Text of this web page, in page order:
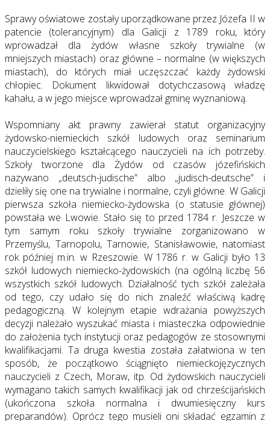
Sprawy oświatowe zostały uporządkowane przez Józefa II w
patencie (tolerancyjnym) dla Galicji z 1789 roku, który
wprowadzał dla żydów własne szkoły trywialne (w
mniejszych miastach) oraz główne – normalne (w większych
miastach), do których miał uczęszczać każdy żydowski
chłopiec. Dokument likwidował dotychczasową władzę
kahału, a w jego miejsce wprowadzał gminę wyznaniową.
Wspomniany akt prawny zawierał statut organizacyjny
żydowsko-niemieckich szkół ludowych oraz seminarium
nauczycielskiego kształcącego nauczycieli na ich potrzeby.
Szkoły tworzone dla Żydów od czasów józefińskich
nazywano „deutsch-judische” albo „judisch-deutsche” i
dzieliły się one na trywialne i normalne, czyli główne. W Galicji
pierwsza szkoła niemiecko-żydowska (o statusie głównej)
powstała we Lwowie. Stało się to przed 1784 r. Jeszcze w
tym samym roku szkoły trywialne zorganizowano w
Przemyślu, Tarnopolu, Tarnowie, Stanisławowie, natomiast
rok później m.in. w Rzeszowie. W 1786 r. w Galicji było 13
szkół ludowych niemiecko-żydowskich (na ogólną liczbę 56
wszystkich szkół ludowych. Działalność tych szkół zależała
od tego, czy udało się do nich znaleźć właściwą kadrę
pedagogiczną. W kolejnym etapie wdrażania powyższych
decyzji należało wyszukać miasta i miasteczka odpowiednie
do założenia tych instytucji oraz pedagogów ze stosownymi
kwalifikacjami. Ta druga kwestia została załatwiona w ten
sposób, że początkowo ściągnięto niemieckojęzycznych
nauczycieli z Czech, Moraw, itp. Od żydowskich nauczycieli
wymagano takich samych kwalifikacji jak od chrześcijańskich
(ukończona szkoła normalna i dwumiesięczny kurs
preparandów). Oprócz tego musieli oni składać egzamin z